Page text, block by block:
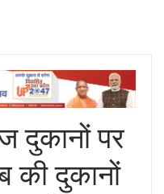
दुकानों पर
की दुकानों